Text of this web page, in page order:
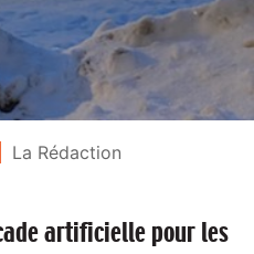
La Rédaction
artificielle pour les